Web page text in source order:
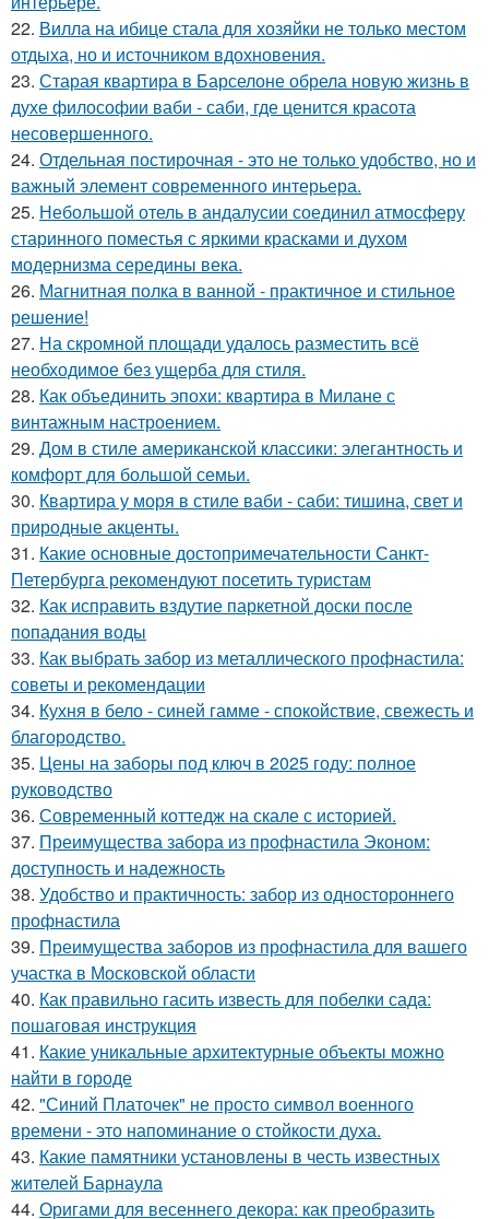
22. Вилла на ибице стала для хозяйки не только местом
отдыха, но и источником вдохновения.
23. Старая квартира в Барселоне обрела новую жизнь в
духе философии ваби - саби, где ценится красота
несовершенного.
24. Отдельная постирочная - это не только удобство, но и
важный элемент современного интерьера.
25. Небольшой отель в андалусии соединил атмосферу
старинного поместья с яркими красками и духом
модернизма середины века.
26. Магнитная полка в ванной - практичное и стильное
решение!
27. На скромной площади удалось разместить всё
необходимое без ущерба для стиля.
28. Как объединить эпохи: квартира в Милане с
винтажным настроением.
29. Дом в стиле американской классики: элегантность и
комфорт для большой семьи.
30. Квартира у моря в стиле ваби - саби: тишина, свет и
природные акценты.
31. Какие основные достопримечательности Санкт-
Петербурга рекомендуют посетить туристам
32. Как исправить вздутие паркетной доски после
попадания воды
33. Как выбрать забор из металлического профнастила:
советы и рекомендации
34. Кухня в бело - синей гамме - спокойствие, свежесть и
благородство.
35. Цены на заборы под ключ в 2025 году: полное
руководство
36. Современный коттедж на скале с историей.
37. Преимущества забора из профнастила Эконом:
доступность и надежность
38. Удобство и практичность: забор из одностороннего
профнастила
39. Преимущества заборов из профнастила для вашего
участка в Московской области
40. Как правильно гасить известь для побелки сада:
пошаговая инструкция
41. Какие уникальные архитектурные объекты можно
найти в городе
42. "Синий Платочек" не просто символ военного
времени - это напоминание о стойкости духа.
43. Какие памятники установлены в честь известных
жителей Барнаула
44. Оригами для весеннего декора: как преобразить